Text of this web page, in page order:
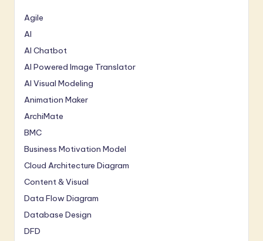
Agile
AI
AI Chatbot
AI Powered Image Translator
AI Visual Modeling
Animation Maker
ArchiMate
BMC
Business Motivation Model
Cloud Architecture Diagram
Content & Visual
Data Flow Diagram
Database Design
DFD